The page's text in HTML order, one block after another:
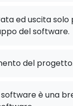
ed uscita solo
del software.
del
è una